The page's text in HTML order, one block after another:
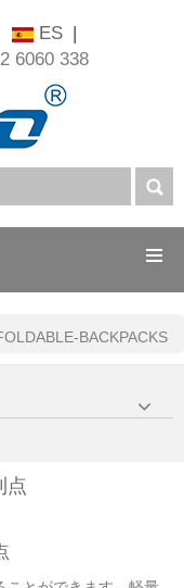
ES |
6060 338
BACKPACKS
点